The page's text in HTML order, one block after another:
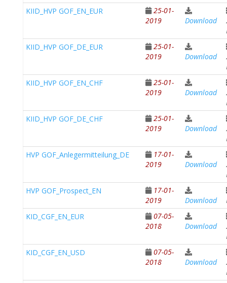
KIID_HVP GOF_EN_EUR
25-01-
2019
Download
KIID_HVP GOF_DE_EUR
25-01-
2019
Download
KIID_HVP GOF_EN_CHF
25-01-
2019
Download
KIID_HVP GOF_DE_CHF
25-01-
2019
Download
HVP GOF_Anlegermitteilung_DE
17-01-
2019
Download
HVP GOF_Prospect_EN
17-01-
2019
Download
KID_CGF_EN_EUR
07-05-
2018
Download
KID_CGF_EN_USD
07-05-
2018
Download